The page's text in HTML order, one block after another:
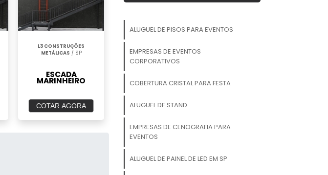
L3 CONSTRUÇÕES
METÁLICAS / SP
ESCADA
MARINHEIRO
COTAR AGORA
ALUGUEL DE PISOS PARA EVENTOS
EMPRESAS DE EVENTOS
CORPORATIVOS
COBERTURA CRISTAL PARA FESTA
ALUGUEL DE STAND
EMPRESAS DE CENOGRAFIA PARA
EVENTOS
ALUGUEL DE PAINEL DE LED EM SP